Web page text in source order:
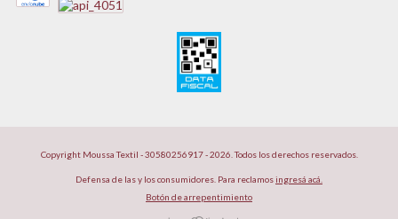
Copyright Moussa Textil - 30580256917 - 2026. Todos los derechos reservados.
Defensa de las y los consumidores. Para reclamosingresá acá.
Botón de arrepentimiento